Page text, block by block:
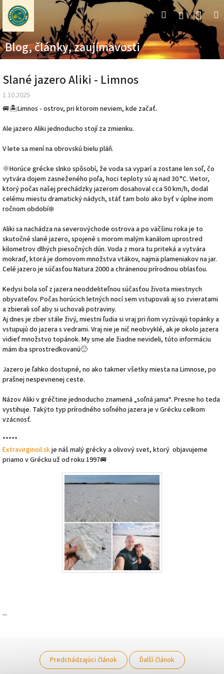
Prejsť
obsah
HľadaťPrihlásenie
Blog, články, zaujímavosti
Slané jazero Aliki - Limnos
1.10.2025
🚐🏝️Limnos - ostrov, pri ktorom neviem, kde začať.
Ale jazero Aliki jednoducho stojí za zmienku.
V lete sa mení na obrovskú bielu pláň.
🌞Horúce grécke slnko spôsobí, že voda sa vyparí a zostane len soľ, čo
vytvára dojem zasneženého poľa, hoci teploty sú aj nad 30 °C. Vietor,
ktorý počas našej prechádzky jazerom dosahoval cca 50 km/h, dodal
celému miestu dramatický nádych, stáť tam bolo ako byť v úplne inom
ročnom období❄️
Aliki sa nachádza na severovýchode ostrova a po väčšinu roka je to
skutočné slané jazero, spojené s morom malým kanálom uprostred
kilometrov dlhých piesočných dún. Voda z mora tu priteká a vytvára
mokraď, ktorá je domovom množstva vtákov, najmä plameniakov na jar.
Celé jazero je súčasťou Natura 2000 a chránenou prírodnou oblasťou.
Kedysi bola soľ z jazera neoddeliteľnou súčasťou života miestnych
obyvateľov. Počas horúcich letných nocí sem vstupovali aj so zvieratami
a zbierali soľ aby si uchovali potraviny.
Aj dnes je zber stále živý, miestni ľudia si vraj pri ňom vyzúvajú topánky a
vstupujú do jazera s vedrami. Vraj nie je nič neobvyklé, ak je okolo jazera
vidieť množstvo topánok. My sme ale žiadne nevideli, túto informáciu
mám iba sprostredkovanú🙂
Jazero je ľahko dostupné, no ako takmer všetky miesta na Limnose, po
prašnej nespevnenej ceste.
Názov Aliki v gréčtine jednoducho znamená „soľná jama“. Presne ho teda
vystihuje. Takýto typ prírodného soľného jazera je v Grécku celkom
vzácnosť.
*****
Extravirginoil.skje náš malý grécky a olivový svet, ktorý objavujeme
priamo v Grécku už od roku 1997🚐
...
Predchádzajúci článok Ďalší článok